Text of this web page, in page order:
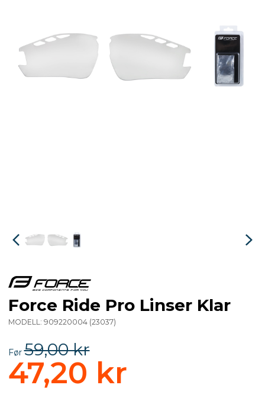
Force Ride Pro Linser Klar
MODELL: 909220004 (23037)
Før59,00 kr
47,20 kr